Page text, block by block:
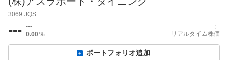
3069 JQS
--- ---
0.00%
--:--
リアルタイム株価
ポートフォリオ追加